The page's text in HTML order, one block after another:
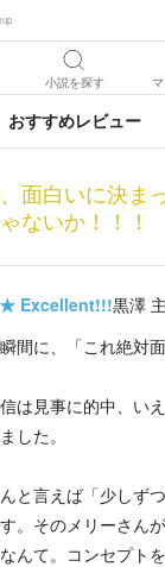
小説を探す
おすすめレビュー
面白いに決ま
ゃないか！！！
Excellent!!!黒澤
間に、「これ絶対面
は見事に的中、い
した。
と言えば「少しず
。そのメリーさん
んて。コンセプト